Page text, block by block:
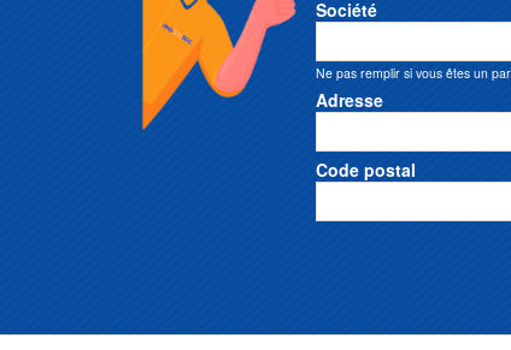
Société
Ne pas remplir si vous êtes un
Adresse
Code postal